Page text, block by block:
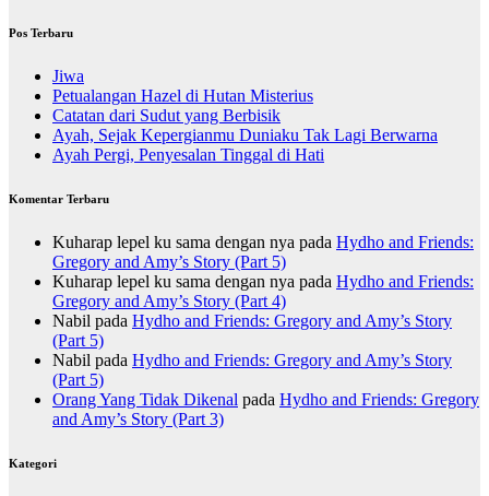
Pos Terbaru
Jiwa
Petualangan Hazel di Hutan Misterius
Catatan dari Sudut yang Berbisik
Ayah, Sejak Kepergianmu Duniaku Tak Lagi Berwarna
Ayah Pergi, Penyesalan Tinggal di Hati
Komentar Terbaru
Kuharap lepel ku sama dengan nya pada Hydho and Friends:
Gregory and Amy’s Story (Part 5)
Kuharap lepel ku sama dengan nya pada Hydho and Friends:
Gregory and Amy’s Story (Part 4)
Nabil pada Hydho and Friends: Gregory and Amy’s Story
(Part 5)
Nabil pada Hydho and Friends: Gregory and Amy’s Story
(Part 5)
Orang Yang Tidak Dikenal pada Hydho and Friends: Gregory
and Amy’s Story (Part 3)
Kategori